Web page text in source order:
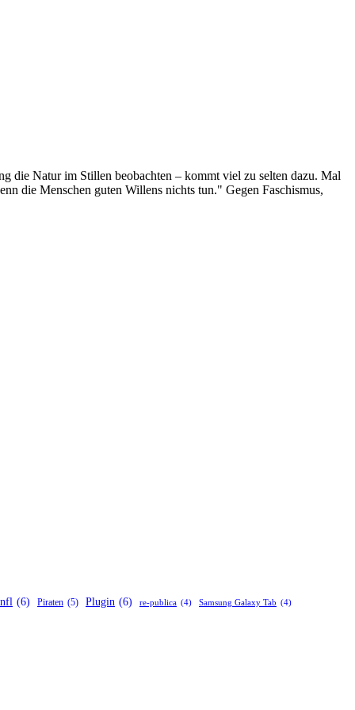
die Natur im Stillen beobachten – kommt viel zu selten dazu. Mal
die Menschen guten Willens nichts tun." Gegen Faschismus,
nfl (6) Piraten (5) Plugin (6) re-publica (4) Samsung Galaxy Tab (4)